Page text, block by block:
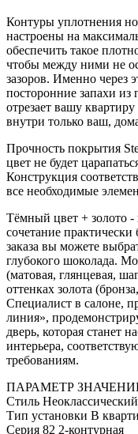
Контуры уплотнения
настроены на
обеспечить такое
чтобы между ними не
зазоров. Именно через
посторонние запахи из
отрезает вашу
внутри только ваш,
Прочность покрытия
цвет не будет
Конструкция
все необходимые
Тёмный цвет + золото -
сочетание
заказа вы можете
глубокого шоколада.
(матовая, глянцевая,
оттенках золота
Специалист в салоне,
линия»,
дверь, которая станет
интерьера,
требованиям.
ПАРАМЕТР
Стиль Неоклассический
Тип установки В
Серия 82 2-контурная